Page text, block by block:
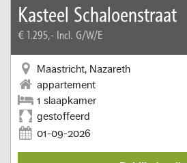
Kasteel Schaloenstraat
€ 1.295,- Incl. G/W/E
Maastricht, Nazareth
appartement
1 slaapkamer
gestoffeerd
01-09-2026